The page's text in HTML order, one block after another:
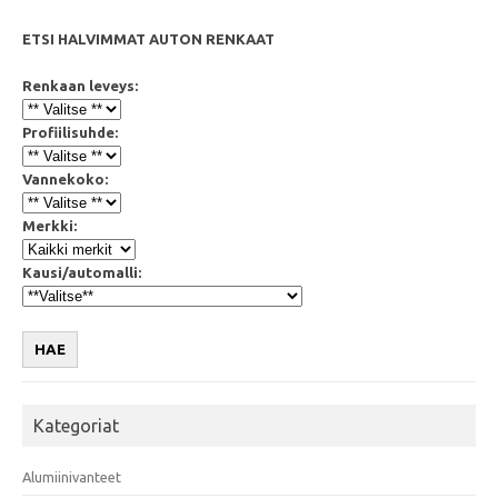
ETSI HALVIMMAT AUTON RENKAAT
Renkaan leveys:
Profiilisuhde:
Vannekoko:
Merkki:
Kausi/automalli:
HAE
Kategoriat
Alumiinivanteet